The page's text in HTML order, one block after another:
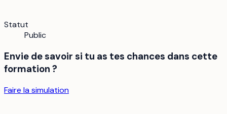
Statut
Public
Envie de savoir si tu as tes chances dans cette
formation ?
Faire la simulation